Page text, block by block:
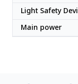
Light Safety
Main power